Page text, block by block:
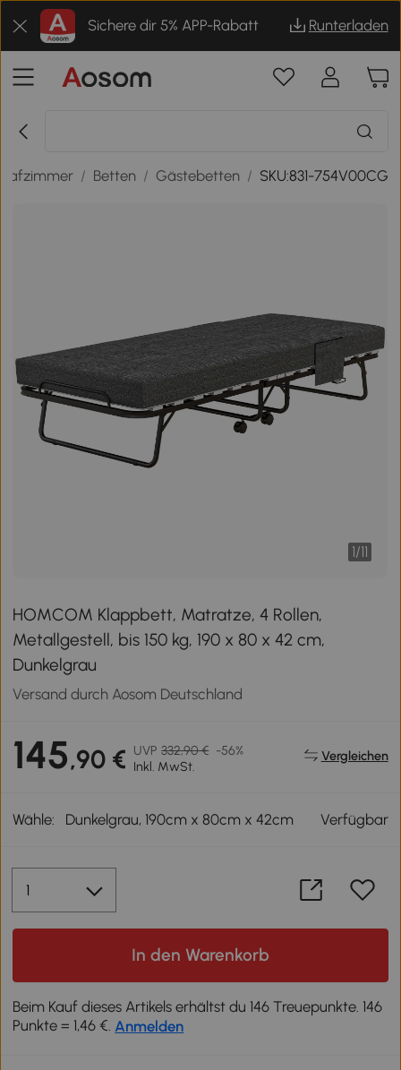
Sichere dir 5% APP-Rabatt Runterladen
/ Betten / Gästebetten / SKU:831-754V00CG
1/11
HOMCOM Klappbett, Matratze, 4 Rollen,
Metallgestell, bis 150 kg, 190 x 80 x 42 cm,
Dunkelgrau
Versand durch Aosom Deutschland
145,90 € UVP 332,90 € -56%
Inkl. MwSt.
Vergleichen
Wähle: Dunkelgrau, 190cm x 80cm x 42cm Verfügbar
In den Warenkorb
Beim Kauf dieses Artikels erhältst du 146 Treuepunkte. 146
Punkte = 1,46 €. Anmelden